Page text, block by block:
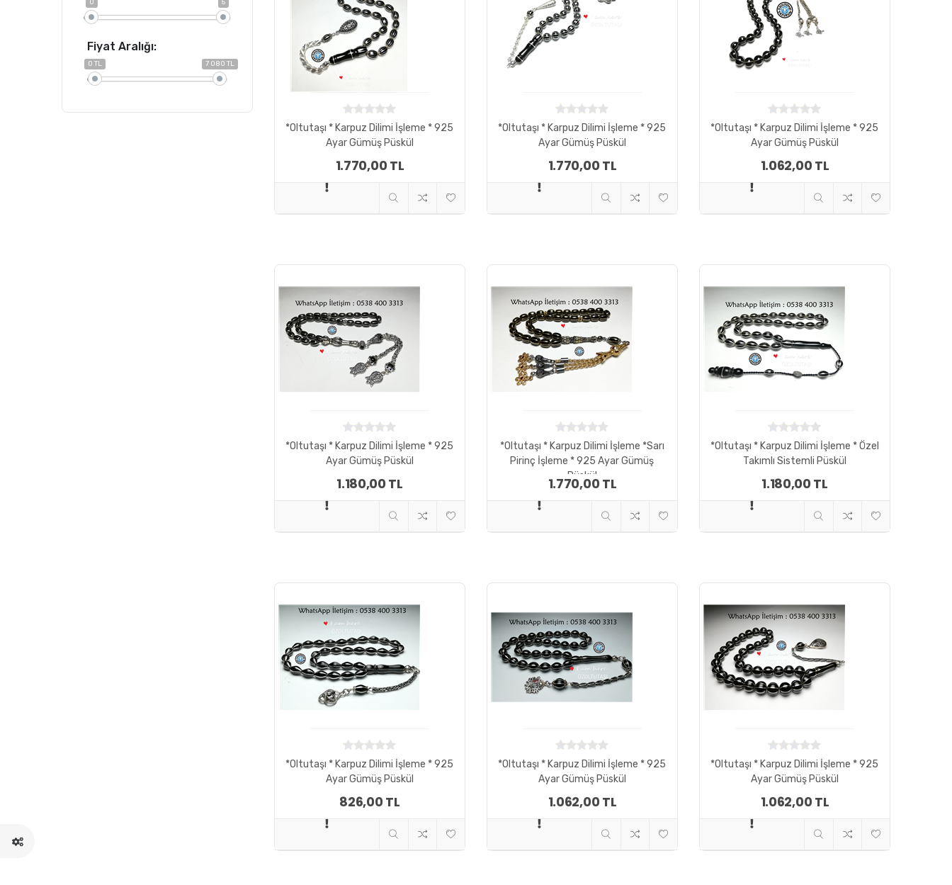
0 5
Fiyat Aralığı:
0 TL 7 080 TL
*Oltutaşı * Karpuz Dilimi İşleme * 925
Ayar Gümüş Püskül
1.770,00 TL
*Oltutaşı * Karpuz Dilimi İşleme * 925
Ayar Gümüş Püskül
1.770,00 TL
*Oltutaşı * Karpuz Dilimi İşleme * 925
Ayar Gümüş Püskül
1.062,00 TL
*Oltutaşı * Karpuz Dilimi İşleme * 925
Ayar Gümüş Püskül
1.180,00 TL
*Oltutaşı * Karpuz Dilimi İşleme *Sarı
Pirinç İşleme * 925 Ayar Gümüş
Püskül
1.770,00 TL
*Oltutaşı * Karpuz Dilimi İşleme * Özel
Takımlı Sistemli Püskül
1.180,00 TL
*Oltutaşı * Karpuz Dilimi İşleme * 925
Ayar Gümüş Püskül
826,00 TL
*Oltutaşı * Karpuz Dilimi İşleme * 925
Ayar Gümüş Püskül
1.062,00 TL
*Oltutaşı * Karpuz Dilimi İşleme * 925
Ayar Gümüş Püskül
1.062,00 TL